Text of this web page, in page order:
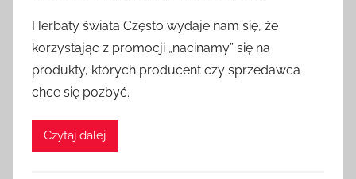
Herbaty świata Często wydaje nam się, że
korzystając z promocji „nacinamy” się na
produkty, których producent czy sprzedawca
chce się pozbyć.
Czytaj dalej